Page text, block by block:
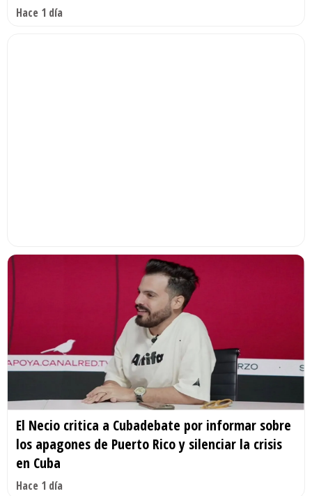
Hace 1 día
El Necio critica a Cubadebate por informar sobre
los apagones de Puerto Rico y silenciar la crisis
en Cuba
Hace 1 día